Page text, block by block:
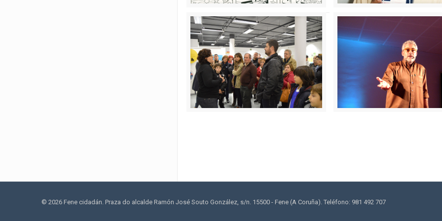
© 2026 Fene cidadán. Praza do alcalde Ramón José Souto González, s/n. 15500 - Fene (A Coruña). Teléfono: 981 492 707